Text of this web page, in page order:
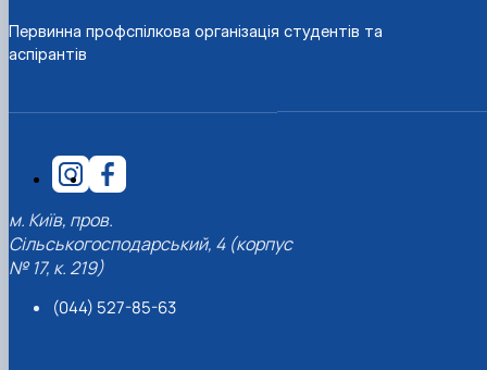
Первинна профспілкова організація студентів та
аспірантів
м. Київ, пров.
Сільськогосподарський, 4 (корпус
№ 17, к. 219)
(044) 527-85-63